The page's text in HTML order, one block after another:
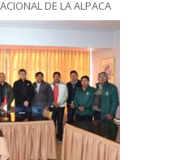
DE LA ALPACA